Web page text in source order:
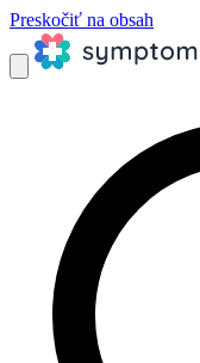
Preskočiť na obsah